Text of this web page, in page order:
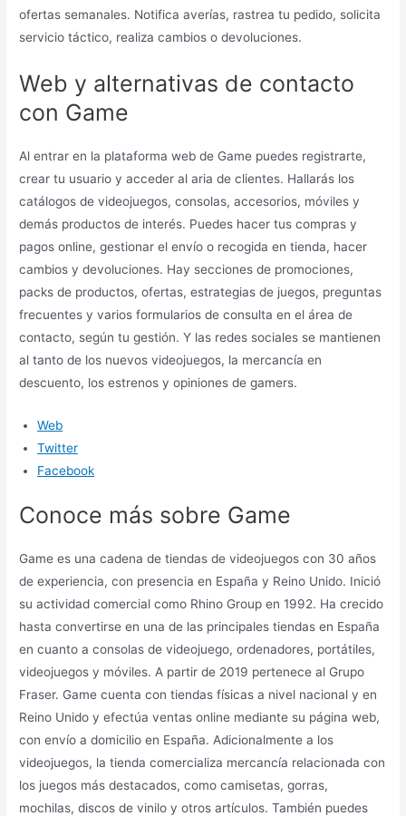
ofertas semanales. Notifica averías, rastrea tu pedido, solicita
servicio táctico, realiza cambios o devoluciones.
Web y alternativas de contacto
con Game
Al entrar en la plataforma web de Game puedes registrarte,
crear tu usuario y acceder al aria de clientes. Hallarás los
catálogos de videojuegos, consolas, accesorios, móviles y
demás productos de interés. Puedes hacer tus compras y
pagos online, gestionar el envío o recogida en tienda, hacer
cambios y devoluciones. Hay secciones de promociones,
packs de productos, ofertas, estrategias de juegos, preguntas
frecuentes y varios formularios de consulta en el área de
contacto, según tu gestión. Y las redes sociales se mantienen
al tanto de los nuevos videojuegos, la mercancía en
descuento, los estrenos y opiniones de gamers.
Web
Twitter
Facebook
Conoce más sobre Game
Game es una cadena de tiendas de videojuegos con 30 años
de experiencia, con presencia en España y Reino Unido. Inició
su actividad comercial como Rhino Group en 1992. Ha crecido
hasta convertirse en una de las principales tiendas en España
en cuanto a consolas de videojuego, ordenadores, portátiles,
videojuegos y móviles. A partir de 2019 pertenece al Grupo
Fraser. Game cuenta con tiendas físicas a nivel nacional y en
Reino Unido y efectúa ventas online mediante su página web,
con envío a domicilio en España. Adicionalmente a los
videojuegos, la tienda comercializa mercancía relacionada con
los juegos más destacados, como camisetas, gorras,
mochilas, discos de vinilo y otros artículos. También puedes